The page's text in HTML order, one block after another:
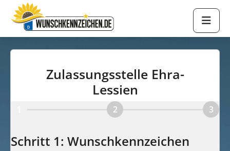
Zulassungsstelle Ehra-
Lessien